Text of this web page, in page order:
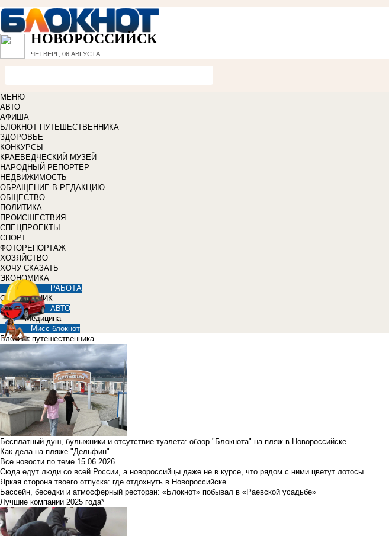
НОВОРОССИЙСК
ЧЕТВЕРГ, 06 АВГУСТА
МЕНЮ
АВТО
АФИША
БЛОКНОТ ПУТЕШЕСТВЕННИКА
ЗДОРОВЬЕ
КОНКУРСЫ
КРАЕВЕДЧЕСКИЙ МУЗЕЙ
НАРОДНЫЙ РЕПОРТЁР
НЕДВИЖИМОСТЬ
ОБРАЩЕНИЕ В РЕДАКЦИЮ
ОБЩЕСТВО
ПОЛИТИКА
ПРОИСШЕСТВИЯ
СПЕЦПРОЕКТЫ
СПОРТ
ФОТОРЕПОРТАЖ
ХОЗЯЙСТВО
ХОЧУ СКАЗАТЬ
ЭКОНОМИКА
РАБОТА
СПРАВОЧНИК
АВТО
Медицина
Мисс блокнот
Блокнот путешественника
Бесплатный душ, булыжники и отсутствие туалета: обзор "Блокнота" на пляж в Новороссийске
Как дела на пляже "Дельфин"
Все новости по теме 15.06.2026
Сюда едут люди со всей России, а новороссийцы даже не в курсе, что рядом с ними цветут лотосы
Яркая сторона твоего отпуска: где отдохнуть в Новороссийске
Бассейн, беседки и атмосферный ресторан: «Блокнот» побывал в «Раевской усадьбе»
Лучшие компании 2025 года*